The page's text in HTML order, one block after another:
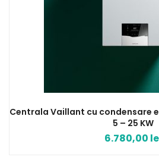
Centrala Vaillant cu condensare
5 – 25 KW
6.780,00